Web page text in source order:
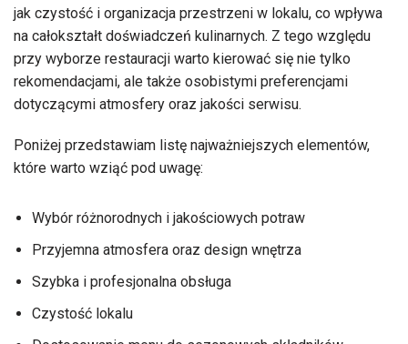
jak czystość i organizacja przestrzeni w lokalu, co wpływa
na całokształt doświadczeń kulinarnych. Z tego względu
przy wyborze restauracji warto kierować się nie tylko
rekomendacjami, ale także osobistymi preferencjami
dotyczącymi atmosfery oraz jakości serwisu.
Poniżej przedstawiam listę najważniejszych elementów,
które warto wziąć pod uwagę:
Wybór różnorodnych i jakościowych potraw
Przyjemna atmosfera oraz design wnętrza
Szybka i profesjonalna obsługa
Czystość lokalu